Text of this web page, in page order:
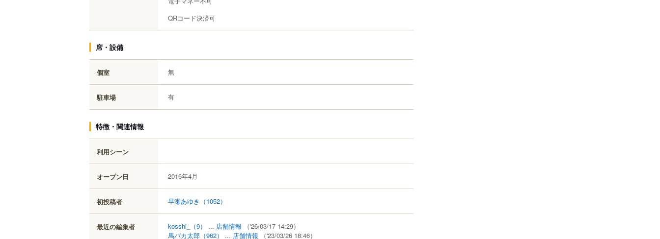
QRコード決済可
席・設備
個室 無
駐車場 有
特徴・関連情報
利用シーン
オープン日 2016年4月
初投稿者 早瀬あゆき （1052）
最近の編集者 kosshi_ （9） ... 店舗情報
（'26/03/17 14:29）
馬バカ太郎 （962） ... 店舗情報 （'23/03/26 18:46）